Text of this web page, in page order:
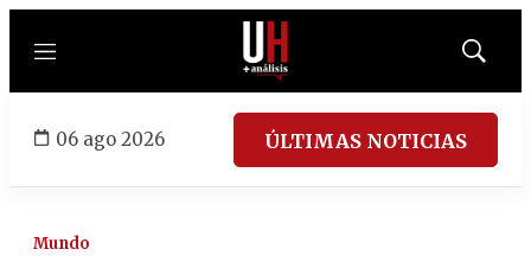
Menú
Mostrar
06 ago 2026 ÚLTIMAS NOTICIAS
Mundo